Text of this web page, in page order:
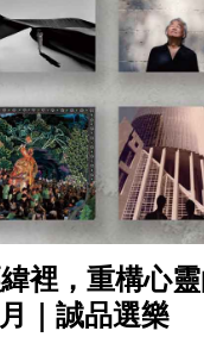
裡，重構心
｜誠品選樂